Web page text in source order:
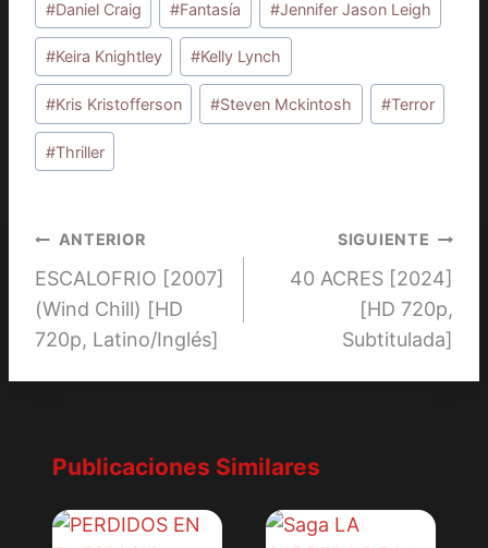
la
entrada:
#Daniel Craig #Fantasía #Jennifer Jason Leigh
#Keira Knightley #Kelly Lynch
#Kris Kristofferson #Steven Mckintosh #Terror
#Thriller
Navegación
de
entradas
ANTERIOR
ESCALOFRIO [2007]
(Wind Chill) [HD
720p, Latino/Inglés]
SIGUIENTE
40 ACRES [2024]
[HD 720p,
Subtitulada]
Publicaciones Similares